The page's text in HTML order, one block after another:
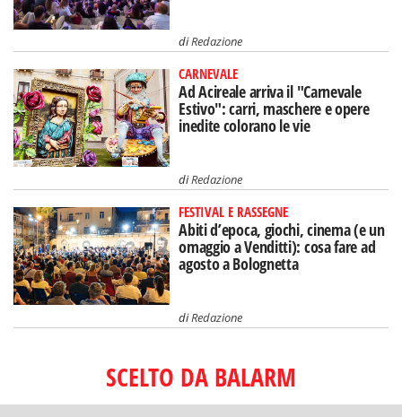
diRedazione
CARNEVALE
Ad Acireale arriva il "Carnevale
Estivo": carri, maschere e opere
inedite colorano le vie
diRedazione
FESTIVAL E RASSEGNE
Abiti d’epoca, giochi, cinema (e un
omaggio a Venditti): cosa fare ad
agosto a Bolognetta
diRedazione
SCELTO DA BALARM